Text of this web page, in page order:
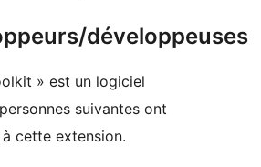
développeuses
» est un logiciel
suivantes ont
cette extension.